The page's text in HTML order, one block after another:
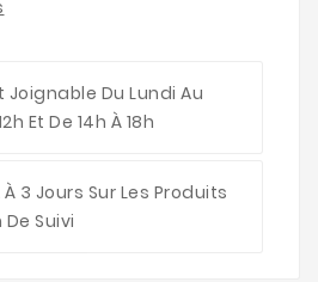
Joignable Du Lundi Au
Et De 14h À 18h
À 3 Jours Sur Les Produits
Suivi